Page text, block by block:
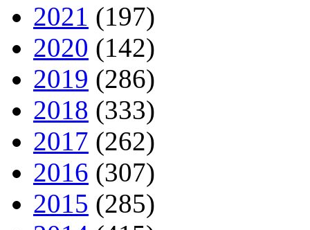
2021 (197)
2020 (142)
2019 (286)
2018 (333)
2017 (262)
2016 (307)
2015 (285)